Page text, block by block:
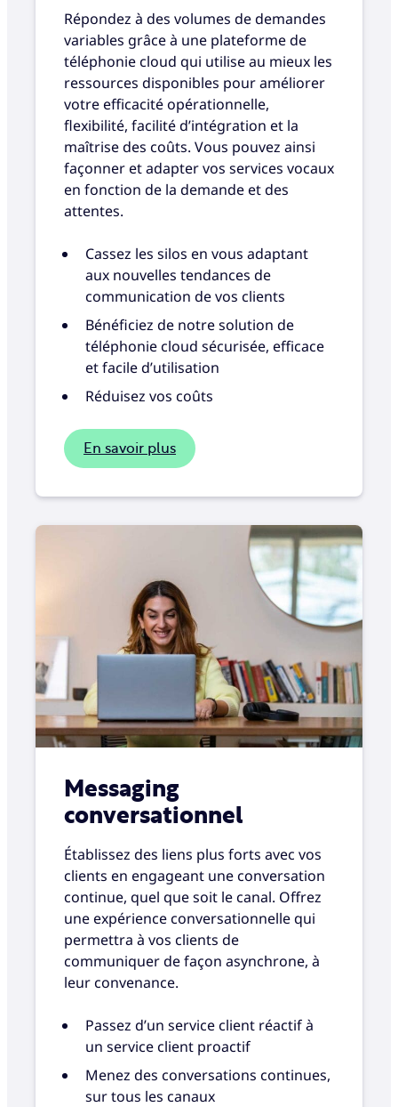
Répondez à des volumes de demandes
variables grâce à une plateforme de
téléphonie cloud qui utilise au mieux les
ressources disponibles pour améliorer
votre efficacité opérationnelle,
flexibilité, facilité d’intégration et la
maîtrise des coûts. Vous pouvez ainsi
façonner et adapter vos services vocaux
en fonction de la demande et des
attentes.
Cassez les silos en vous adaptant
aux nouvelles tendances de
communication de vos clients
Bénéficiez de notre solution de
téléphonie cloud sécurisée, efficace
et facile d’utilisation
Réduisez vos coûts
En savoir plus
Messaging
conversationnel
Établissez des liens plus forts avec vos
clients en engageant une conversation
continue, quel que soit le canal. Offrez
une expérience conversationnelle qui
permettra à vos clients de
communiquer de façon asynchrone, à
leur convenance.
Passez d’un service client réactif à
un service client proactif
Menez des conversations continues,
sur tous les canaux